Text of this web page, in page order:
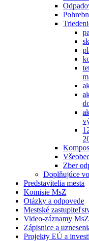
Zber
Doplňujúce
Predstavitelia mesta
Komisie MsZ
Otázky a odpovede
Mestské
Video-záznamy
Zápisnice a
Projekty EÚ a